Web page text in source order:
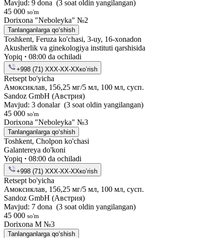
Mavjud: 9 dona (3 soat oldin yangilangan)
45 000 so'm
Dorixona "Neboleyka" №2
Tanlanganlarga qo‘shish
Toshkent, Feruza ko'chasi, 3-uy, 16-xonadon
Akusherlik va ginekologiya instituti qarshisida
Yopiq · 08:00 da ochiladi
+998 (71) XXX-XX-XXкo’rish
Retsept bo'yicha
Амоксиклав, 156,25 мг/5 мл, 100 мл, сусп.
Sandoz GmbH (Австрия)
Mavjud: 3 donalar (3 soat oldin yangilangan)
45 000 so'm
Dorixona "Neboleyka" №3
Tanlanganlarga qo‘shish
Toshkent, Cholpon ko'chasi
Galantereya do'koni
Yopiq · 08:00 da ochiladi
+998 (71) XXX-XX-XXкo’rish
Retsept bo'yicha
Амоксиклав, 156,25 мг/5 мл, 100 мл, сусп.
Sandoz GmbH (Австрия)
Mavjud: 7 dona (3 soat oldin yangilangan)
45 000 so'm
Dorixona M №3
Tanlanganlarga qo‘shish